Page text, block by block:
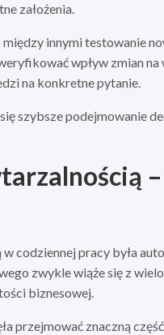
założenia.
innymi testowanie
wpływ zmian na
na konkretne pytanie.
szybsze podejmowanie
w codziennej pracy była
zwykle wiąże się z
biznesowej.
przejmować znaczną